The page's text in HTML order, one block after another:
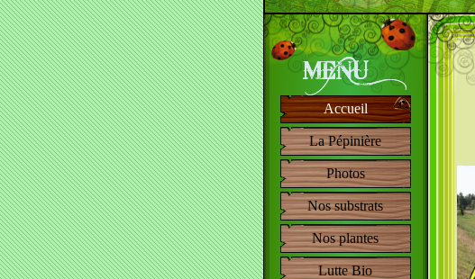
Accueil
La Pépinière
Photos
Nos substrats
Nos plantes
Lutte Bio